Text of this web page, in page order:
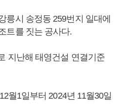
릉시 송정동 259번지 일대에
트를 짓는 공사다.
지난해 태영건설 연결기준
월1일부터 2024년 11월30일